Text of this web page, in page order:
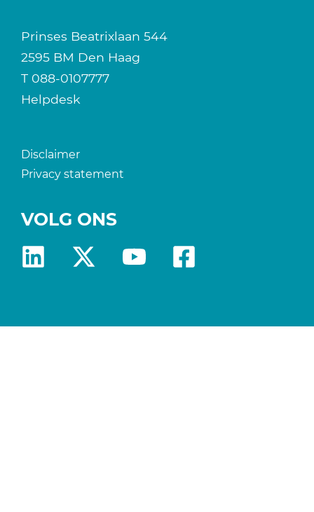
Prinses Beatrixlaan 544
2595 BM Den Haag
T 088-0107777
Helpdesk
Disclaimer
Privacy statement
VOLG ONS